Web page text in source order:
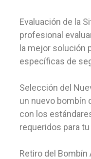
Evaluación de la
profesional
la mejor solución
específicas de
Selección del
un nuevo bombín
con los
requeridos para
Retiro del Bombín